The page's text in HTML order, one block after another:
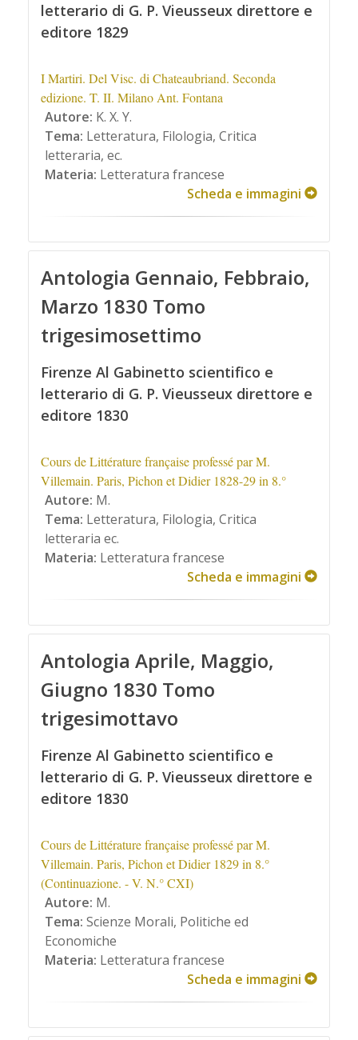
letterario di G. P. Vieusseux direttore e
editore 1829
I Martiri. Del Visc. di Chateaubriand. Seconda
edizione. T. II. Milano Ant. Fontana
Autore: K. X. Y.
Tema: Letteratura, Filologia, Critica
letteraria, ec.
Materia: Letteratura francese
Scheda e immagini
Antologia Gennaio, Febbraio,
Marzo 1830 Tomo
trigesimosettimo
Firenze Al Gabinetto scientifico e
letterario di G. P. Vieusseux direttore e
editore 1830
Cours de Littérature française professé par M.
Villemain. Paris, Pichon et Didier 1828-29 in 8.°
Autore: M.
Tema: Letteratura, Filologia, Critica
letteraria ec.
Materia: Letteratura francese
Scheda e immagini
Antologia Aprile, Maggio,
Giugno 1830 Tomo
trigesimottavo
Firenze Al Gabinetto scientifico e
letterario di G. P. Vieusseux direttore e
editore 1830
Cours de Littérature française professé par M.
Villemain. Paris, Pichon et Didier 1829 in 8.°
(Continuazione. - V. N.° CXI)
Autore: M.
Tema: Scienze Morali, Politiche ed
Economiche
Materia: Letteratura francese
Scheda e immagini